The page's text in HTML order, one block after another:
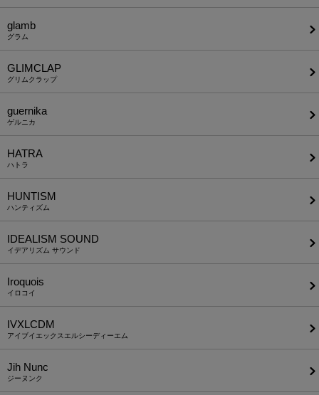
glamb
グラム
GLIMCLAP
グリムクラップ
guernika
ゲルニカ
HATRA
ハトラ
HUNTISM
ハンティズム
IDEALISM SOUND
イデアリズム サウンド
Iroquois
イロコイ
IVXLCDM
アイブイエックスエルシーディーエム
Jih Nunc
ジーヌンク